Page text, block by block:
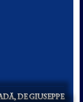
DE GIUSEPPE